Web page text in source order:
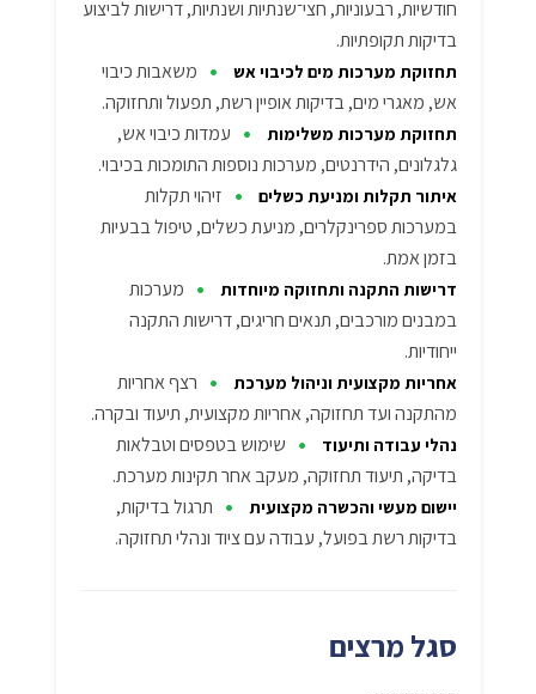
חודשיות, רבעוניות, חצי־שנתיות ושנתיות, דרישות לביצוע
בדיקות תקופתיות.
תחזוקת מערכות מים לכיבוי אש • משאבות כיבוי
אש, מאגרי מים, בדיקות אופיין רשת, תפעול ותחזוקה.
תחזוקת מערכות משלימות • עמדות כיבוי אש,
גלגלונים, הידרנטים, מערכות נוספות התומכות בכיבוי.
איתור תקלות ומניעת כשלים • זיהוי תקלות
במערכות ספרינקלרים, מניעת כשלים, טיפול בבעיות
בזמן אמת.
דרישות התקנה ותחזוקה מיוחדות • מערכות
במבנים מורכבים, תנאים חריגים, דרישות התקנה
ייחודיות.
אחריות מקצועית וניהול מערכת • רצף אחריות
מהתקנה ועד תחזוקה, אחריות מקצועית, תיעוד ובקרה.
נהלי עבודה ותיעוד • שימוש בטפסים וטבלאות
בדיקה, תיעוד תחזוקה, מעקב אחר תקינות מערכת.
יישום מעשי והכשרה מקצועית • תרגול בדיקות,
בדיקות רשת בפועל, עבודה עם ציוד ונהלי תחזוקה.
סגל מרצים